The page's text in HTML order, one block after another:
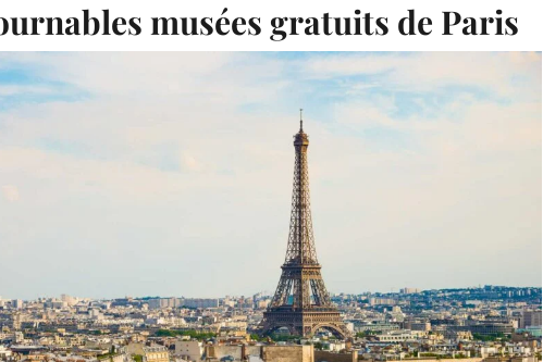
musées gratuits de Paris